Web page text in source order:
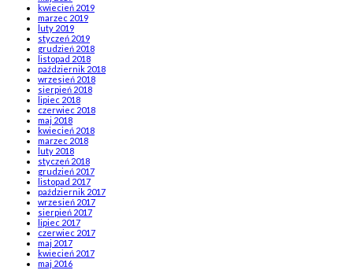
kwiecień 2019
marzec 2019
luty 2019
styczeń 2019
grudzień 2018
listopad 2018
październik 2018
wrzesień 2018
sierpień 2018
lipiec 2018
czerwiec 2018
maj 2018
kwiecień 2018
marzec 2018
luty 2018
styczeń 2018
grudzień 2017
listopad 2017
październik 2017
wrzesień 2017
sierpień 2017
lipiec 2017
czerwiec 2017
maj 2017
kwiecień 2017
maj 2016